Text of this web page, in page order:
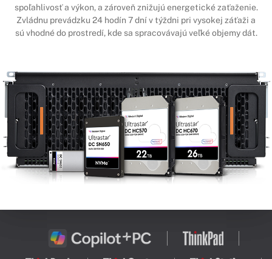
spoľahlivosť a výkon, a zároveň znižujú energetické zaťaženie.
Zvládnu prevádzku 24 hodín 7 dní v týždni pri vysokej záťaži a
sú vhodné do prostredí, kde sa spracovávajú veľké objemy dát.